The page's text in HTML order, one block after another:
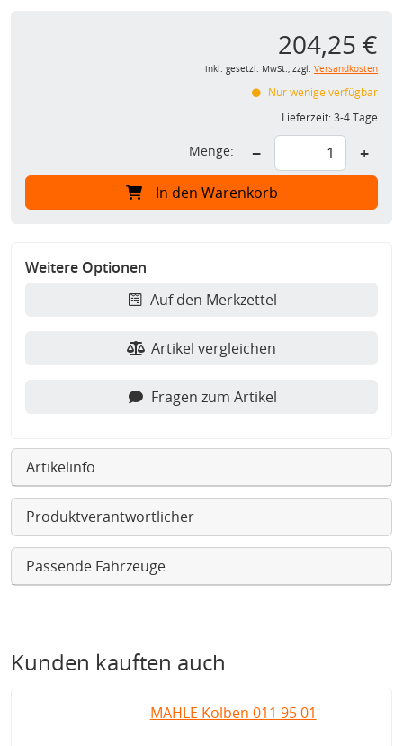
204,25 €
inkl. gesetzl. MwSt., zzgl. Versandkosten
Nur wenige verfügbar
Lieferzeit:3-4 Tage
Menge: − +
In den Warenkorb
Weitere Optionen
Auf den Merkzettel
Artikel vergleichen
Fragen zum Artikel
Artikelinfo
Produktverantwortlicher
Passende Fahrzeuge
Kunden kauften auch
MAHLE Kolben 011 95 01